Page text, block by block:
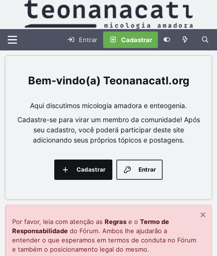
Entrar Cadastrar
Teonanacatl.org
Aqui discutimos micologia amadora e enteogenia.
Cadastre-se para virar um membro da comunidade! Após
seu cadastro, você poderá participar deste site
adicionando seus próprios tópicos e postagens.
Entrar
Cadastrar
Por favor, leia com atenção as Regras e o Termo de
Responsabilidade do Fórum. Ambos lhe ajudarão a
entender o que esperamos em termos de conduta no Fórum
e também o posicionamento legal do mesmo.